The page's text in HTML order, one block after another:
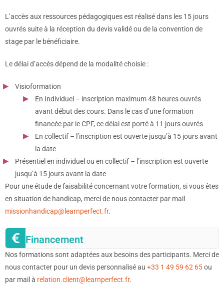
L’accès aux ressources pédagogiques est réalisé dans les 15 jours
ouvrés suite à la réception du devis validé ou de la convention de
stage par le bénéficiaire.
Le délai d’accès dépend de la modalité choisie :
Visioformation
En Individuel – inscription maximum 48 heures ouvrés
avant début des cours. Dans le cas d’une formation
financée par le CPF, ce délai est porté à 11 jours ouvrés
En collectif – l’inscription est ouverte jusqu’à 15 jours avant
la date
Présentiel en individuel ou en collectif – l’inscription est ouverte
jusqu’à 15 jours avant la date
Pour une étude de faisabilité concernant votre formation, si vous êtes
en situation de handicap, merci de nous contacter par mail
missionhandicap@learnperfect.fr.
Financement
Nos formations sont adaptées aux besoins des participants. Merci de
nous contacter pour un devis personnalisé au +33 1 49 59 62 65ou
par mail à relation.client@learnperfect.fr.